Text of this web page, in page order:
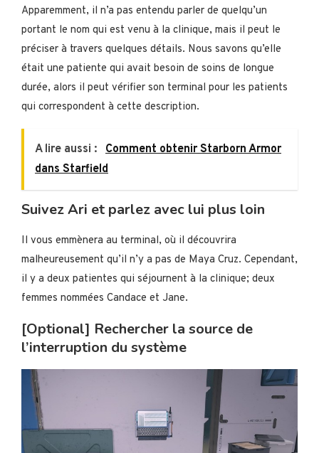
Apparemment, il n’a pas entendu parler de quelqu’un
portant le nom qui est venu à la clinique, mais il peut le
préciser à travers quelques détails. Nous savons qu’elle
était une patiente qui avait besoin de soins de longue
durée, alors il peut vérifier son terminal pour les patients
qui correspondent à cette description.
A lire aussi : Comment obtenir Starborn Armor
dans Starfield
Suivez Ari et parlez avec lui plus loin
Il vous emmènera au terminal, où il découvrira
malheureusement qu’il n’y a pas de Maya Cruz. Cependant,
il y a deux patientes qui séjournent à la clinique; deux
femmes nommées Candace et Jane.
[Optional] Rechercher la source de
l’interruption du système